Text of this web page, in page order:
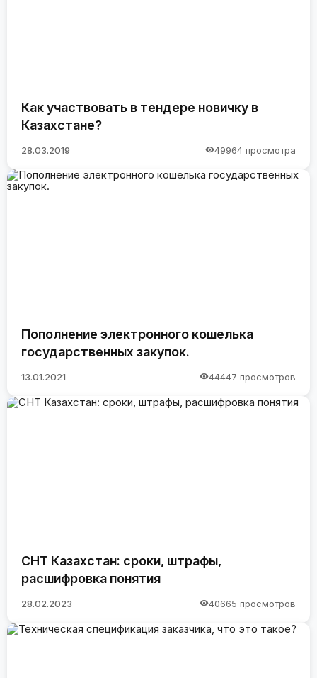
Как участвовать в тендере новичку в
Казахстане?
28.03.2019 49964 просмотра
Пополнение электронного кошелька
государственных закупок.
13.01.2021 44447 просмотров
СНТ Казахстан: сроки, штрафы,
расшифровка понятия
28.02.2023 40665 просмотров